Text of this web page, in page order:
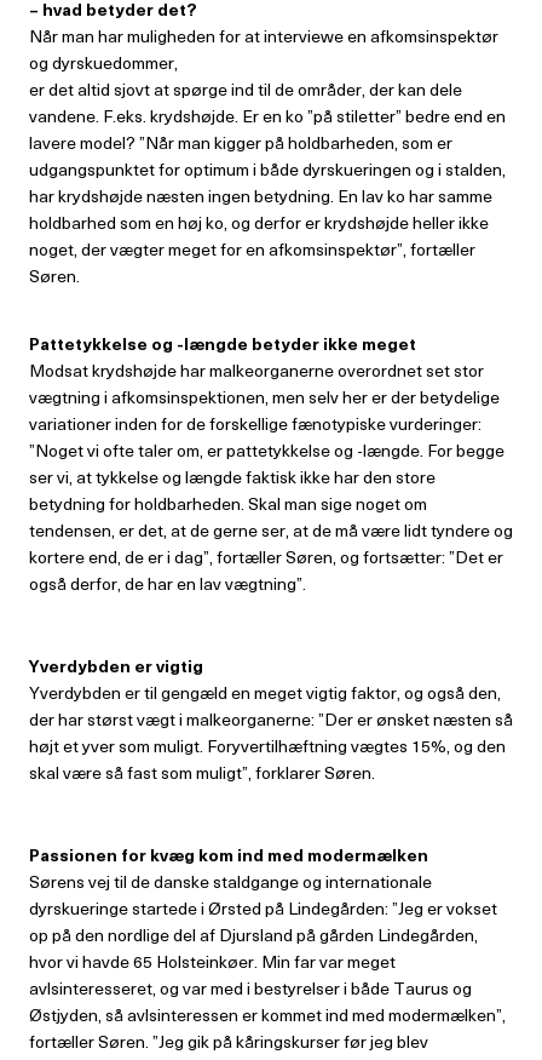
– hvad betyder det?
Når man har muligheden for at interviewe en afkomsinspektør
og dyrskuedommer,
er det altid sjovt at spørge ind til de områder, der kan dele
vandene. F.eks. krydshøjde. Er en ko ”på stiletter” bedre end en
lavere model? ”Når man kigger på holdbarheden, som er
udgangspunktet for optimum i både dyrskueringen og i stalden,
har krydshøjde næsten ingen betydning. En lav ko har samme
holdbarhed som en høj ko, og derfor er krydshøjde heller ikke
noget, der vægter meget for en afkomsinspektør”, fortæller
Søren.
Pattetykkelse og -længde betyderikke meget
Modsat krydshøjde har malkeorganerne overordnet set stor
vægtning i afkomsinspektionen, men selv her er der betydelige
variationer inden for de forskellige fænotypiske vurderinger:
”Noget vi ofte taler om, er pattetykkelse og -længde. For begge
ser vi, at tykkelse og længde faktisk ikke har den store
betydning for holdbarheden. Skal man sige noget om
tendensen, er det, at de gerne ser, at de må være lidt tyndere og
kortere end, de er i dag”, fortæller Søren, og fortsætter: ”Det er
også derfor, de har en lav vægtning”.
Yverdybden er vigtig
Yverdybden er til gengæld en meget vigtig faktor, og også den,
der har størst vægt i malkeorganerne: ”Der er ønsket næsten så
højt et yver som muligt. Foryvertilhæftning vægtes 15%, og den
skal være så fast som muligt”, forklarer Søren.
Passionen for kvæg kom ind med modermælken
Sørens vej til de danske staldgange og internationale
dyrskueringe startede i Ørsted på Lindegården: ”Jeg er vokset
op på den nordlige del af Djursland på gården Lindegården,
hvor vi havde 65 Holsteinkøer. Min far var meget
avlsinteresseret, og var med i bestyrelser i både Taurus og
Østjyden, så avlsinteressen er kommet ind med modermælken”,
fortæller Søren. ”Jeg gik på kåringskurser før jeg blev